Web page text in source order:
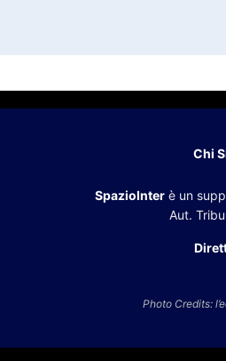
Chi
SpazioInterè un
Aut.
Photo Credits: